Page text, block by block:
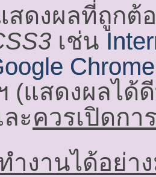
สดงผลที่ถูกต้
เช่น
(แสดงผลได้
ะควรเปิดกา
ำงานได้อย่า